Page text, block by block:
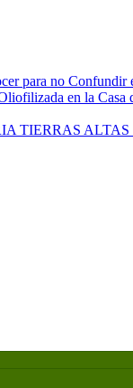
para no Confundir
en la Casa
TIERRAS ALTAS